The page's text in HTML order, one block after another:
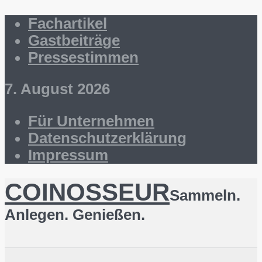
Fachartikel
Gastbeiträge
Pressestimmen
7. August 2026
Für Unternehmen
Datenschutzerklärung
Impressum
COINOSSEURSammeln.
Anlegen. Genießen.